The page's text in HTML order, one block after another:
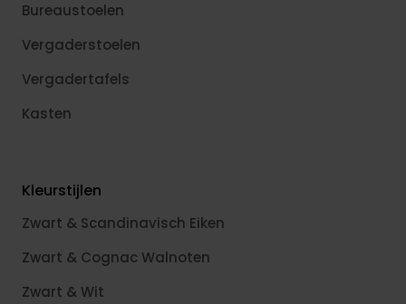
Bureaustoelen
Vergaderstoelen
Vergadertafels
Kasten
Kleurstijlen
Zwart & Scandinavisch Eiken
Zwart & Cognac Walnoten
Zwart & Wit